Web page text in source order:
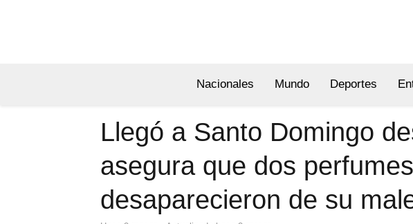
Nacionales Mundo Deportes
Llegó a Santo Domingo
asegura que dos perfumes
desaparecieron de su